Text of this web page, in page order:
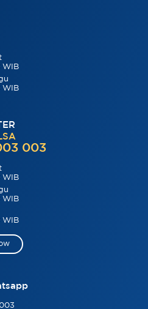
WIB
WIB
003
WIB
WIB
WIB